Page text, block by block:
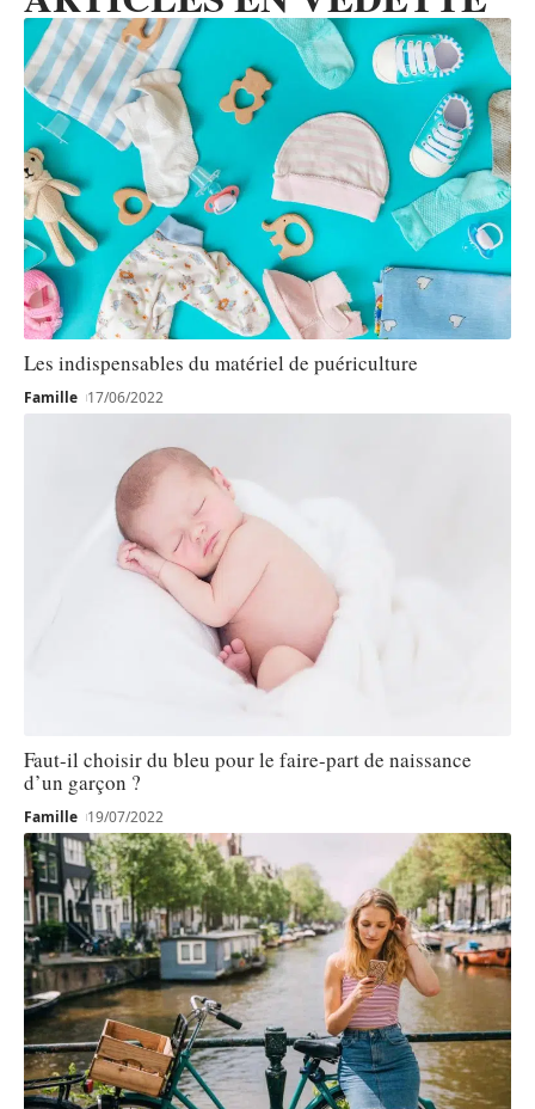
Les indispensables du matériel de puériculture
Famille 17/06/2022
Faut-il choisir du bleu pour le faire-part de naissance
d’un garçon ?
Famille 19/07/2022